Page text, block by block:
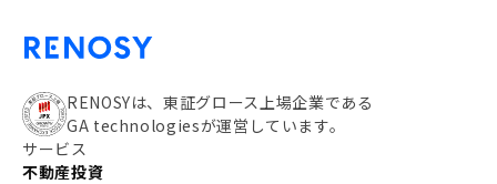
RENOSYは、東証グロース上場企業である
GA technologiesが運営しています。
サービス
不動産投資